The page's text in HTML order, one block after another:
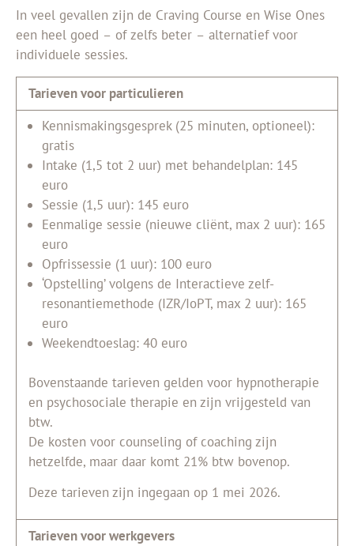
In veel gevallen zijn de Craving Course en Wise Ones
een heel goed – of zelfs beter – alternatief voor
individuele sessies.
Tarieven voor particulieren
Kennismakingsgesprek (25 minuten, optioneel):
gratis
Intake (1,5 tot 2 uur) met behandelplan: 145
euro
Sessie (1,5 uur): 145 euro
Eenmalige sessie (nieuwe cliënt, max 2 uur): 165
euro
Opfrissessie (1 uur): 100 euro
‘Opstelling’ volgens de Interactieve zelf-
resonantiemethode (IZR/IoPT, max 2 uur): 165
euro
Weekendtoeslag: 40 euro
Bovenstaande tarieven gelden voor hypnotherapie
en psychosociale therapie en zijn vrijgesteld van
btw.
De kosten voor counseling of coaching zijn
hetzelfde, maar daar komt 21% btw bovenop.
Deze tarieven zijn ingegaan op 1 mei 2026.
Tarieven voor werkgevers